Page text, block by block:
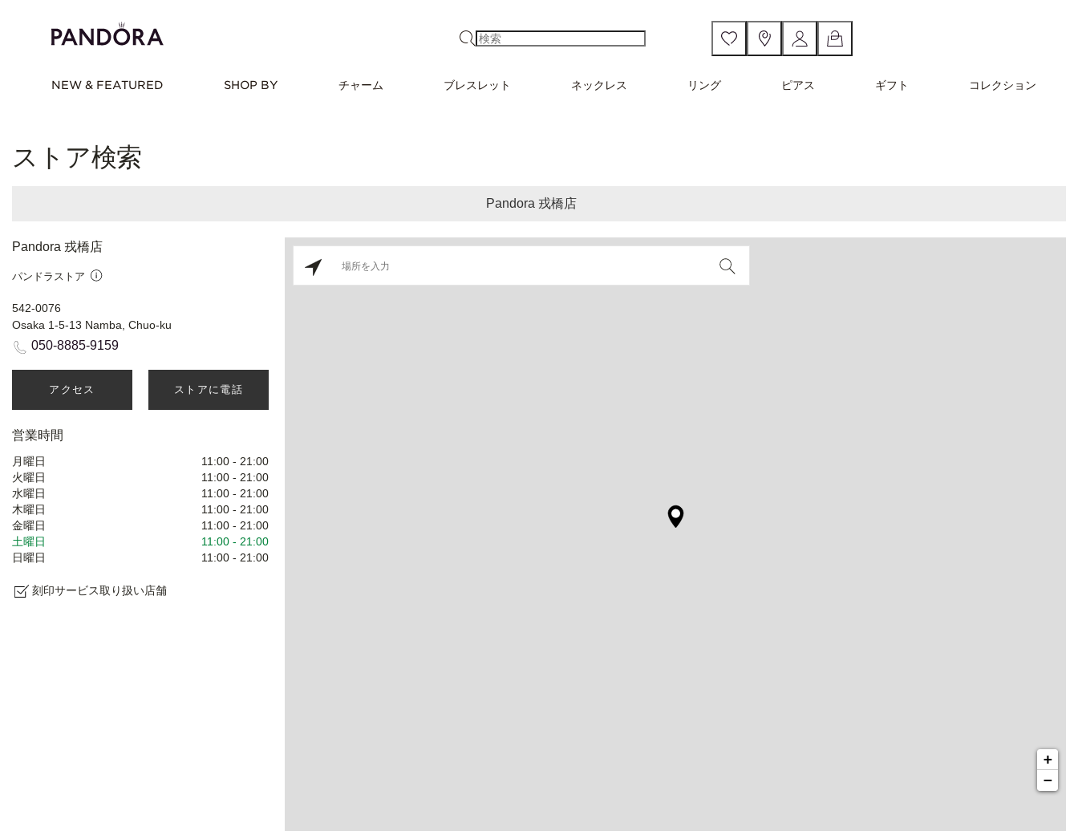
NEW & FEATURED SHOP BY チャーム ブレスレット ネックレス リング ピアス ギフト コレクション
ストア検索
Pandora 戎橋店
Pandora 戎橋店
パンドラストア
542-0076
Osaka 1-5-13 Namba, Chuo-ku
050-8885-9159
アクセス ストアに電話
営業時間
月曜日 11:00 - 21:00
火曜日
11:00 - 21:00
水曜日
11:00 - 21:00
木曜日
11:00 - 21:00
金曜日
11:00 - 21:00
土曜日
11:00 - 21:00
日曜日
11:00 - 21:00
刻印サービス取り扱い店舗
+
−